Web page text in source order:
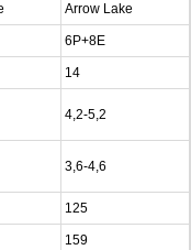
Arrow Lake
6P+8E
14
4,2-5,2
3,6-4,6
125
159